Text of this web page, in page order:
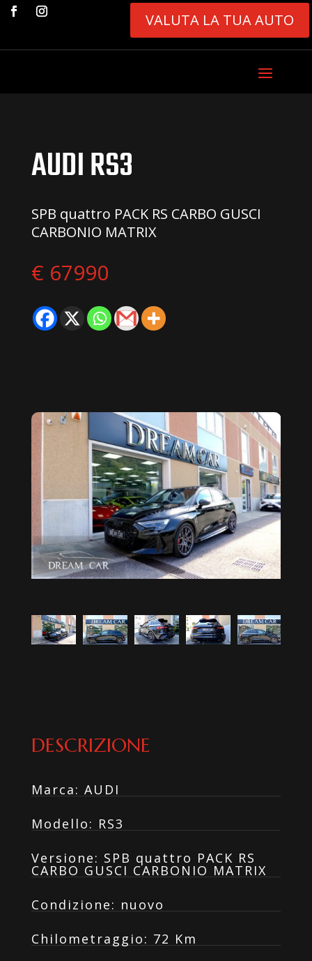
VALUTA LA TUA AUTO
AUDI RS3
SPB quattro PACK RS CARBO GUSCI
CARBONIO MATRIX
€ 67990
DESCRIZIONE
Marca: AUDI
Modello: RS3
Versione: SPB quattro PACK RS
CARBO GUSCI CARBONIO MATRIX
Condizione: nuovo
Chilometraggio: 72 Km